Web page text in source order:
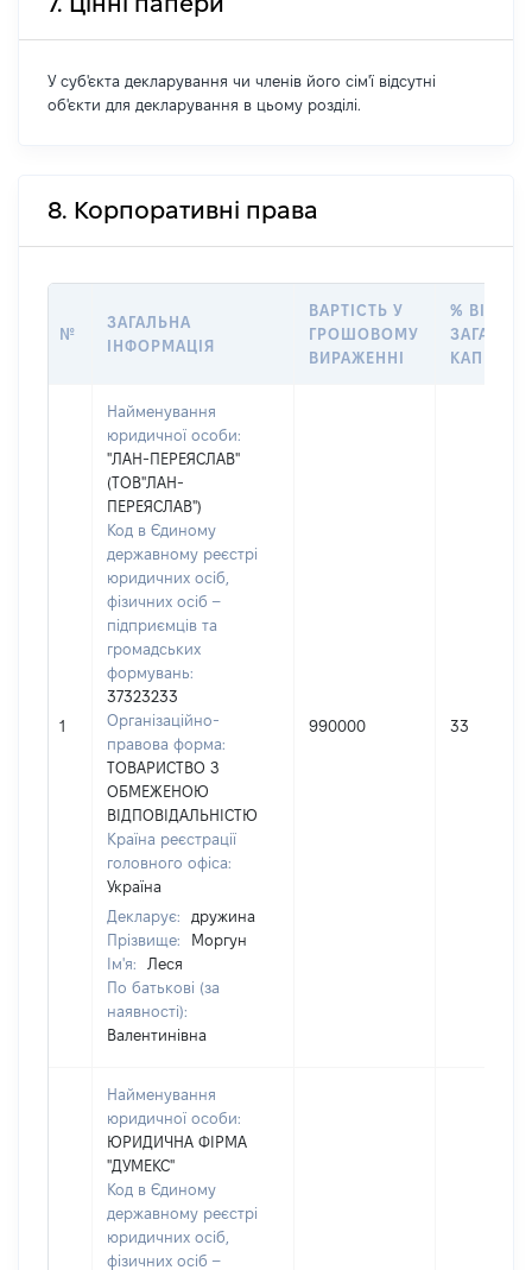
У суб'єкта декларування чи членів його сім'ї відсутні
об'єкти для декларування в цьому розділі.
8. Корпоративні права
№
ЗАГАЛЬНА
ІНФОРМАЦІЯ
ВАРТІСТЬ У
ГРОШОВОМУ
ВИРАЖЕННІ
% ВІД
КАПІТАЛУ
1
Найменування
юридичної особи:
"ЛАН-ПЕРЕЯСЛАВ"
(ТОВ"ЛАН-
ПЕРЕЯСЛАВ")
Код в Єдиному
державному реєстрі
юридичних осіб,
фізичних осіб –
підприємців та
громадських
формувань:
37323233
Організаційно-
правова форма:
ТОВАРИСТВО З
ОБМЕЖЕНОЮ
ВІДПОВІДАЛЬНІСТЮ
Країна реєстрації
головного офіса:
Україна
Декларує:
дружина
Прізвище:
Моргун
Ім'я:
Леся
По батькові (за
наявності):
Валентинівна
990000 33
Найменування
юридичної особи:
ЮРИДИЧНА ФІРМА
"ДУМЕКС"
Код в Єдиному
державному реєстрі
юридичних осіб,
фізичних осіб –